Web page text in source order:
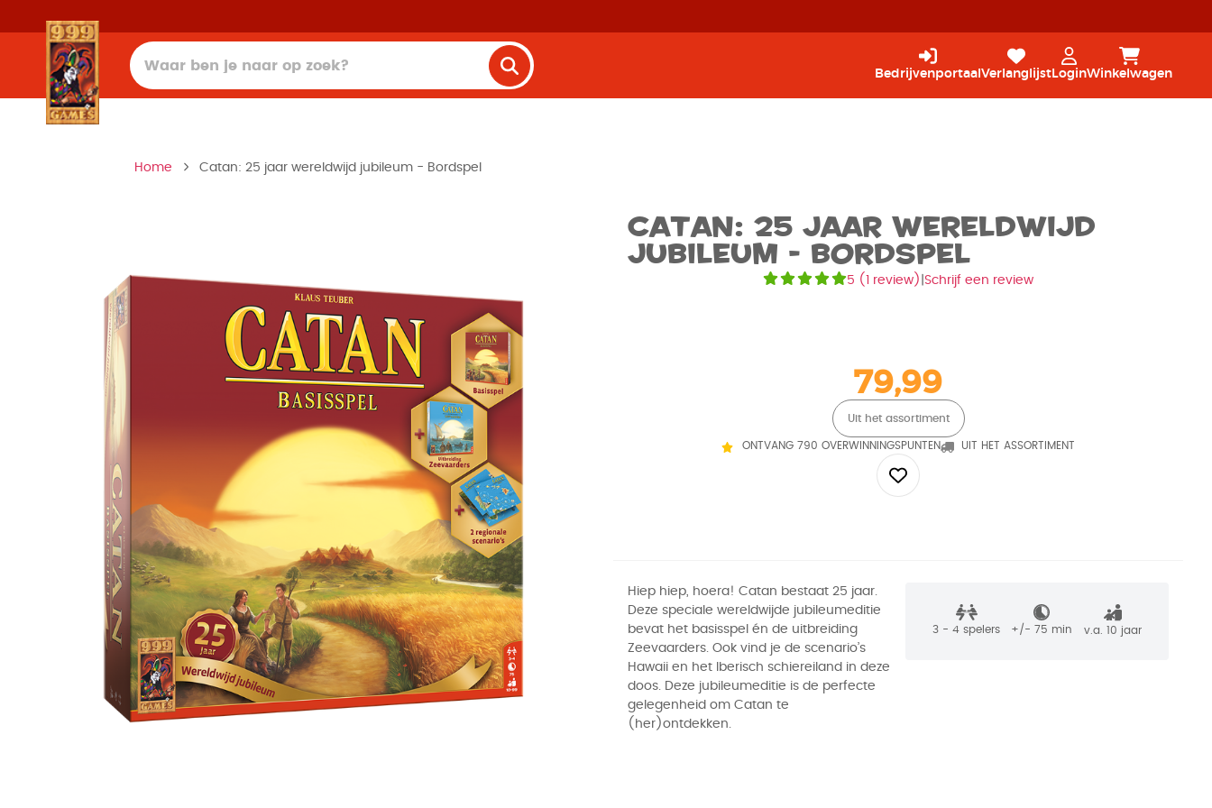
Bedrijvenportaal Verlanglijst LoginWinkelwagen
Home Catan: 25 jaar wereldwijd jubileum - Bordspel
Catan: 25 jaar wereldwijd
jubileum - Bordspel
5 ( 1 review) Schrijf een review
79,99
Uit het assortiment
ONTVANG 790 OVERWINNINGSPUNTEN UIT HET ASSORTIMENT
Hiep hiep, hoera! Catan bestaat 25 jaar.
Deze speciale wereldwijde jubileumeditie
bevat het basisspel én de uitbreiding
Zeevaarders. Ook vind je de scenario’s
Hawaii en het Iberisch schiereiland in deze
doos. Deze jubileumeditie is de perfecte
gelegenheid om Catan te
(her)ontdekken.
3 - 4 spelers +/- 75 min v.a. 10 jaar